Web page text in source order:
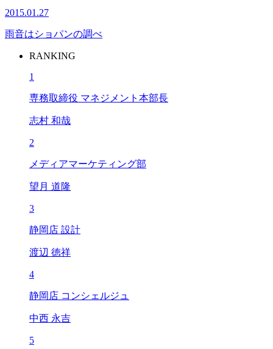
2015.01.27
雨音はショパンの調べ
RANKING
1
専務取締役 マネジメント本部長
志村 和哉
2
メディアマーケティング部
望月 道隆
3
静岡店 設計
渡辺 徳祥
4
静岡店 コンシェルジュ
中西 永吉
5